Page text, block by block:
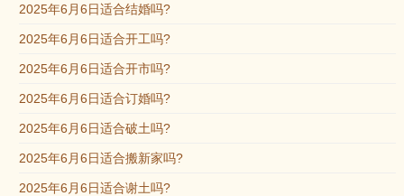
2025年6月6日适合结婚吗?
2025年6月6日适合开工吗?
2025年6月6日适合开市吗?
2025年6月6日适合订婚吗?
2025年6月6日适合破土吗?
2025年6月6日适合搬新家吗?
2025年6月6日适合谢土吗?